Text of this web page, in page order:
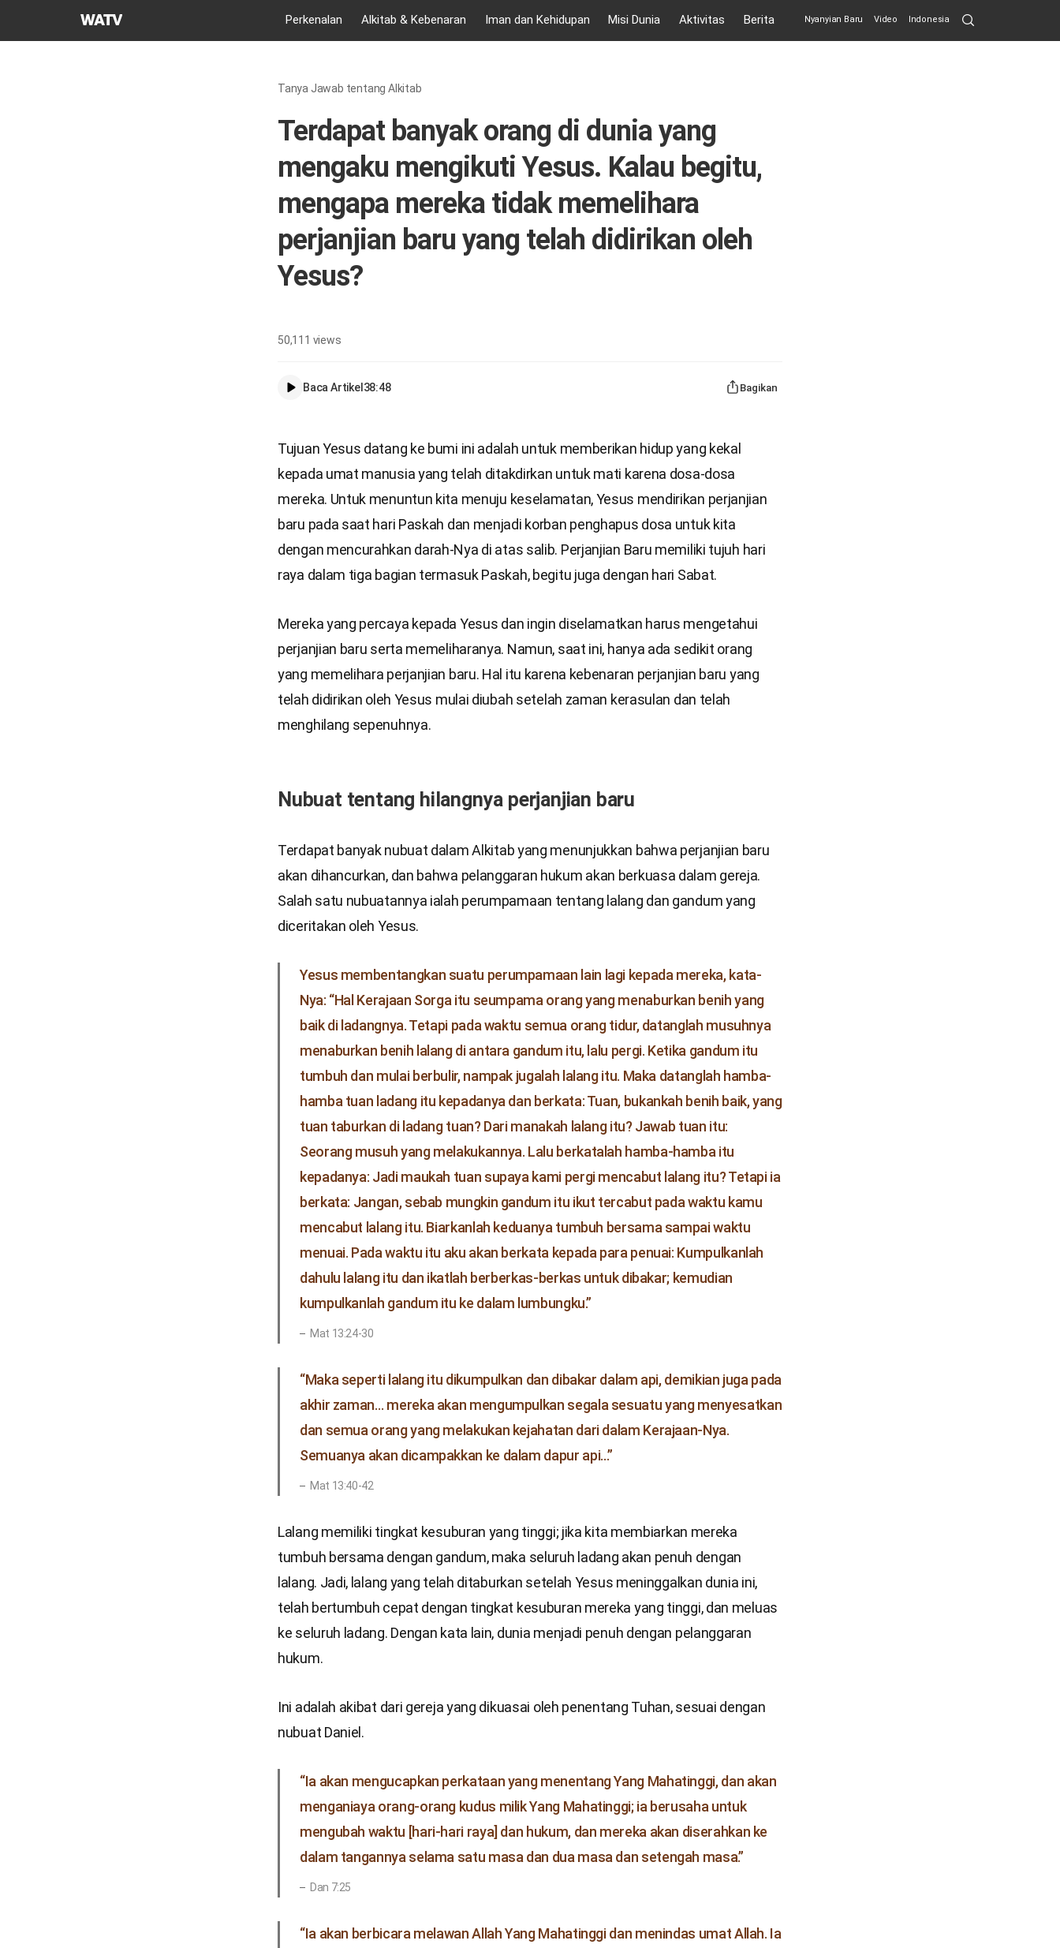
Gereja
Perkenalan Alkitab & Kebenaran Iman dan Kehidupan Misi Dunia Aktivitas Berita Nyanyian Baru Video Indonesia Search
Submit
Tanya Jawab tentang Alkitab
Terdapat banyak orang di dunia yang
mengaku mengikuti Yesus. Kalau begitu,
mengapa mereka tidak memelihara
perjanjian baru yang telah didirikan oleh
Yesus?
50,111 views
Baca Artikel38:48 Bagikan
Tujuan Yesus datang ke bumi ini adalah untuk memberikan hidup yang kekal
kepada umat manusia yang telah ditakdirkan untuk mati karena dosa-dosa
mereka. Untuk menuntun kita menuju keselamatan, Yesus mendirikan perjanjian
baru pada saat hari Paskah dan menjadi korban penghapus dosa untuk kita
dengan mencurahkan darah-Nya di atas salib. Perjanjian Baru memiliki tujuh hari
raya dalam tiga bagian termasuk Paskah, begitu juga dengan hari Sabat.
Mereka yang percaya kepada Yesus dan ingin diselamatkan harus mengetahui
perjanjian baru serta memeliharanya. Namun, saat ini, hanya ada sedikit orang
yang memelihara perjanjian baru. Hal itu karena kebenaran perjanjian baru yang
telah didirikan oleh Yesus mulai diubah setelah zaman kerasulan dan telah
menghilang sepenuhnya.
Nubuat tentang hilangnya perjanjian baru
Terdapat banyak nubuat dalam Alkitab yang menunjukkan bahwa perjanjian baru
akan dihancurkan, dan bahwa pelanggaran hukum akan berkuasa dalam gereja.
Salah satu nubuatannya ialah perumpamaan tentang lalang dan gandum yang
diceritakan oleh Yesus.
Yesus membentangkan suatu perumpamaan lain lagi kepada mereka, kata-
Nya: “Hal Kerajaan Sorga itu seumpama orang yang menaburkan benih yang
baik di ladangnya. Tetapi pada waktu semua orang tidur, datanglah musuhnya
menaburkan benih lalang di antara gandum itu, lalu pergi. Ketika gandum itu
tumbuh dan mulai berbulir, nampak jugalah lalang itu. Maka datanglah hamba-
hamba tuan ladang itu kepadanya dan berkata: Tuan, bukankah benih baik, yang
tuan taburkan di ladang tuan? Dari manakah lalang itu? Jawab tuan itu:
Seorang musuh yang melakukannya. Lalu berkatalah hamba-hamba itu
kepadanya: Jadi maukah tuan supaya kami pergi mencabut lalang itu? Tetapi ia
berkata: Jangan, sebab mungkin gandum itu ikut tercabut pada waktu kamu
mencabut lalang itu. Biarkanlah keduanya tumbuh bersama sampai waktu
menuai. Pada waktu itu aku akan berkata kepada para penuai: Kumpulkanlah
dahulu lalang itu dan ikatlah berberkas-berkas untuk dibakar; kemudian
kumpulkanlah gandum itu ke dalam lumbungku.”
Mat 13:24-30
“Maka seperti lalang itu dikumpulkan dan dibakar dalam api, demikian juga pada
akhir zaman… mereka akan mengumpulkan segala sesuatu yang menyesatkan
dan semua orang yang melakukan kejahatan dari dalam Kerajaan-Nya.
Semuanya akan dicampakkan ke dalam dapur api…”
Mat 13:40-42
Lalang memiliki tingkat kesuburan yang tinggi; jika kita membiarkan mereka
tumbuh bersama dengan gandum, maka seluruh ladang akan penuh dengan
lalang. Jadi, lalang yang telah ditaburkan setelah Yesus meninggalkan dunia ini,
telah bertumbuh cepat dengan tingkat kesuburan mereka yang tinggi, dan meluas
ke seluruh ladang. Dengan kata lain, dunia menjadi penuh dengan pelanggaran
hukum.
Ini adalah akibat dari gereja yang dikuasai oleh penentang Tuhan, sesuai dengan
nubuat Daniel.
“Ia akan mengucapkan perkataan yang menentang Yang Mahatinggi, dan akan
menganiaya orang-orang kudus milik Yang Mahatinggi; ia berusaha untuk
mengubah waktu [hari-hari raya] dan hukum, dan mereka akan diserahkan ke
dalam tangannya selama satu masa dan dua masa dan setengah masa.”
Dan 7:25
“Ia akan berbicara melawan Allah Yang Mahatinggi dan menindas umat Allah. Ia